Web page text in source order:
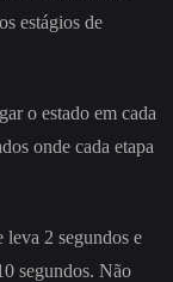
estágios de
o estado em cada
onde cada etapa
leva 2 segundos e
segundos. Não